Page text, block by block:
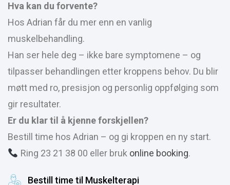
Hva kan du forvente?
Hos Adrian får du mer enn en vanlig
muskelbehandling.
Han ser hele deg – ikke bare symptomene – og
tilpasser behandlingen etter kroppens behov. Du blir
møtt med ro, presisjon og personlig oppfølging som
gir resultater.
Er du klar til å kjenne forskjellen?
Bestill time hos Adrian – og gi kroppen en ny start.
Ring 23 21 38 00 eller bruk online booking.
Bestill time til Muskelterapi